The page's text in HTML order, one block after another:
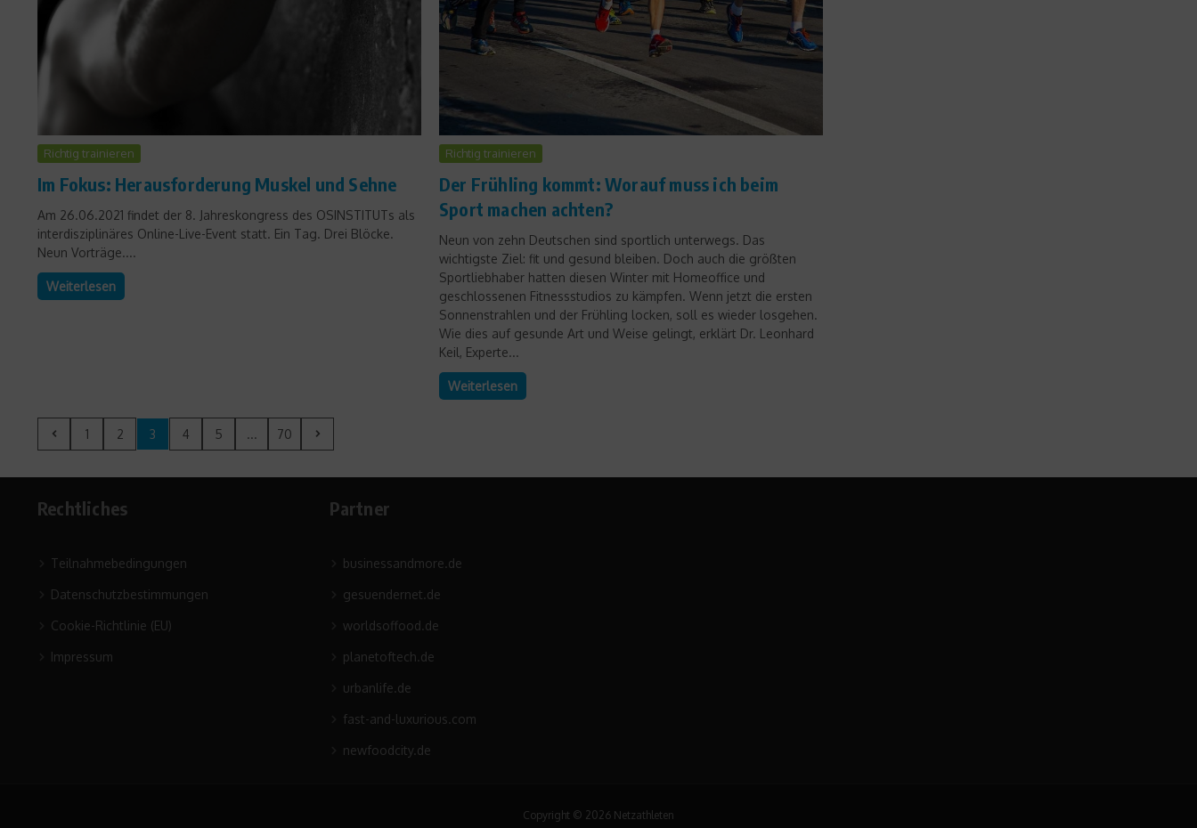
Richtig trainieren
Im Fokus: Herausforderung Muskel und Sehne
Am 26.06.2021 findet der 8. Jahreskongress des OSINSTITUTs als
interdisziplinäres Online-Live-Event statt. Ein Tag. Drei Blöcke.
Neun Vorträge....
Weiterlesen
Richtig trainieren
Der Frühling kommt: Worauf muss ich beim
Sport machen achten?
Neun von zehn Deutschen sind sportlich unterwegs. Das
wichtigste Ziel: fit und gesund bleiben. Doch auch die größten
Sportliebhaber hatten diesen Winter mit Homeoffice und
geschlossenen Fitnessstudios zu kämpfen. Wenn jetzt die ersten
Sonnenstrahlen und der Frühling locken, soll es wieder losgehen.
Wie dies auf gesunde Art und Weise gelingt, erklärt Dr. Leonhard
Keil, Experte...
Weiterlesen
1 2 3 4 5 ... 70
Rechtliches
Teilnahmebedingungen
Datenschutzbestimmungen
Cookie-Richtlinie (EU)
Impressum
Partner
businessandmore.de
gesuendernet.de
worldsoffood.de
planetoftech.de
urbanlife.de
fast-and-luxurious.com
newfoodcity.de
Copyright © 2026 Netzathleten